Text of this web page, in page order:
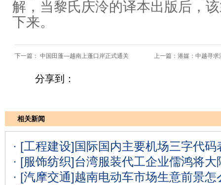
解，当黎氏庆泠的译本出版后，
下来。
下一篇： 中国田蓬—越南上蓬口岸正式通关 上一篇： 港媒：中越寻求
分享到：
相关新闻
· [工程建设]国际国内主要机场三字代码
· [服饰纺织]台湾服装代工企业儒鸿将
· [汽摩交通]越南电动车市场生意前景